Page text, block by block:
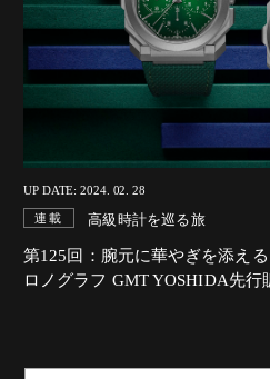
UP DATE: 2024. 02. 28
連載 高級時計を巡る旅
第125回：腕元に華やぎを添え
ロノグラフ GMT YOSHIDA先行